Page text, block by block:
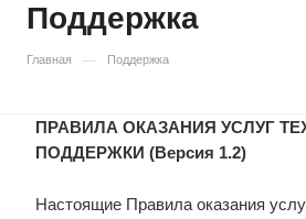
Поддержка
Главная — Поддержка
ПРАВИЛА ОКАЗАНИЯ УСЛУГ
ПОДДЕРЖКИ (Версия 1.2)
Настоящие Правила оказания